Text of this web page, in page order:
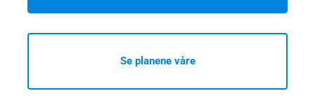
Se planene våre